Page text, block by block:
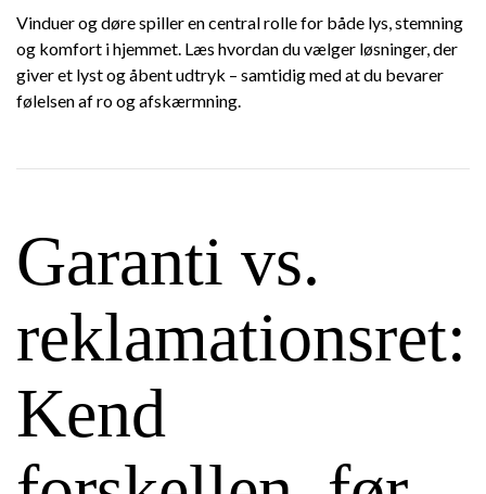
Vinduer og døre spiller en central rolle for både lys, stemning
og komfort i hjemmet. Læs hvordan du vælger løsninger, der
giver et lyst og åbent udtryk – samtidig med at du bevarer
følelsen af ro og afskærmning.
Garanti vs.
reklamationsret:
Kend